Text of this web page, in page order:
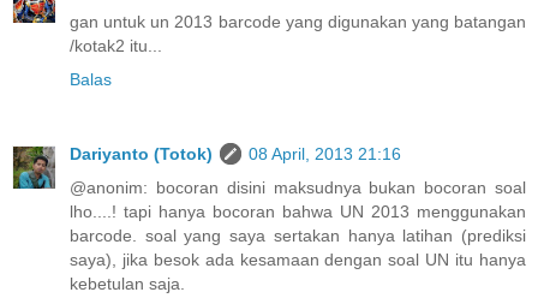
gan untuk un 2013 barcode yang digunakan yang batangan
/kotak2 itu...
Balas
Dariyanto (Totok)
08 April, 2013 21:16
@anonim: bocoran disini maksudnya bukan bocoran soal
lho....! tapi hanya bocoran bahwa UN 2013 menggunakan
barcode. soal yang saya sertakan hanya latihan (prediksi
saya), jika besok ada kesamaan dengan soal UN itu hanya
kebetulan saja.